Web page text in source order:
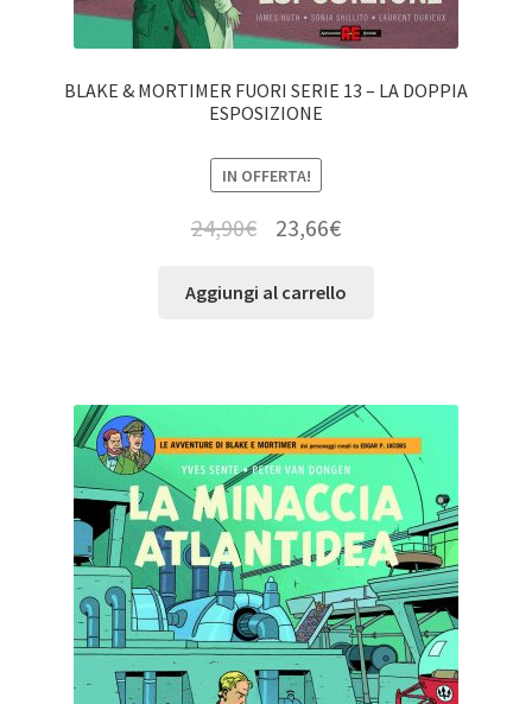
BLAKE & MORTIMER FUORI SERIE 13 – LA DOPPIA
ESPOSIZIONE
IN OFFERTA!
24,90€ 23,66€
Aggiungi al carrello